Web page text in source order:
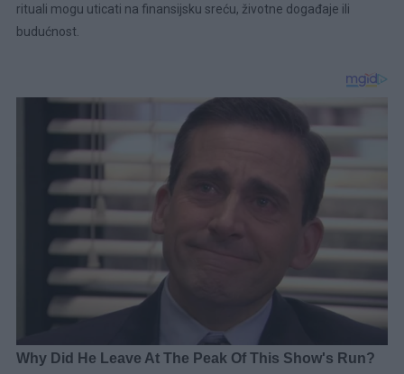
rituali mogu uticati na finansijsku sreću, životne događaje ili
budućnost.